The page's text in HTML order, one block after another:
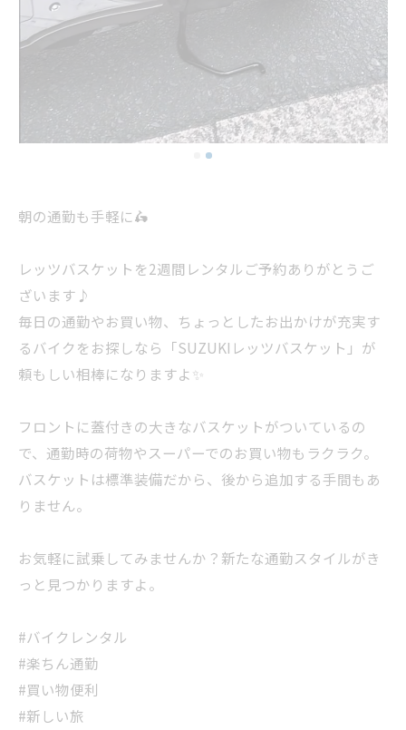
朝の通勤も手軽に🛵
レッツバスケットを2週間レンタルご予約ありがとうご
ざいます♪
毎日の通勤やお買い物、ちょっとしたお出かけが充実す
るバイクをお探しなら「SUZUKIレッツバスケット」が
頼もしい相棒になりますよ✨
フロントに蓋付きの大きなバスケットがついているの
で、通勤時の荷物やスーパーでのお買い物もラクラク。
バスケットは標準装備だから、後から追加する手間もあ
りません。
お気軽に試乗してみませんか？新たな通勤スタイルがき
っと見つかりますよ。
#バイクレンタル
#楽ちん通勤
#買い物便利
#新しい旅